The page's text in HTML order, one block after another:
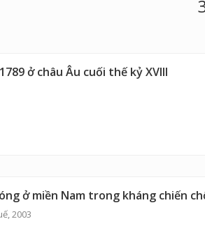
ở châu Âu cuối thế kỷ XVIII
ở miền Nam trong kháng chiến
2003